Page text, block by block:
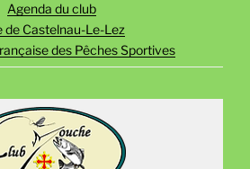
Agenda du club
de Castelnau-Le-Lez
des Pêches Sportives